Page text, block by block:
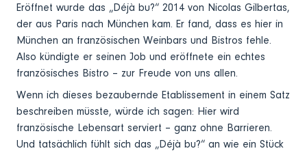
Eröffnet wurde das „Déjà bu?“ 2014 von Nicolas Gilbertas,
der aus Paris nach München kam. Er fand, dass es hier in
München an französischen Weinbars und Bistros fehle.
Also kündigte er seinen Job und eröffnete ein echtes
französisches Bistro – zur Freude von uns allen.
Wenn ich dieses bezaubernde Etablissement in einem Satz
beschreiben müsste, würde ich sagen: Hier wird
französische Lebensart serviert – ganz ohne Barrieren.
Und tatsächlich fühlt sich das „Déjà bu?“ an wie ein Stück